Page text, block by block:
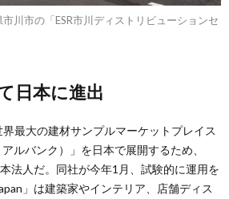
市川市の「ESR市川ディストリビューションセ
日本に進出
最大の建材サンプルマーケットプレイス
ルバンク）」を日本で展開するため、
法人だ。同社が今年1月、試験的に運用を
」は建築家やインテリア、店舗ディス